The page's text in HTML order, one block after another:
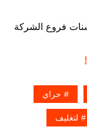
فروع الشركة
حراي
لتغليف